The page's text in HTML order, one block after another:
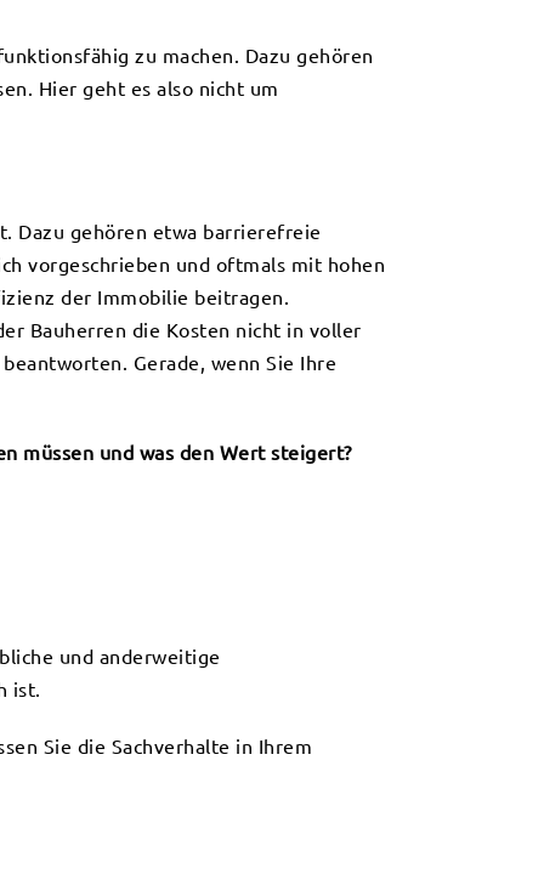
zu machen. Dazu gehören
Hier geht es also nicht um
Dazu gehören etwa barrierefreie
vorgeschrieben und oftmals mit hohen
der Immobilie beitragen.
Bauherren die Kosten nicht in voller
Gerade, wenn Sie Ihre
müssen und was den Wert steigert?
und anderweitige
ist.
Sie die Sachverhalte in Ihrem